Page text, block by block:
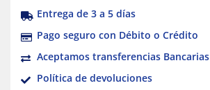
Entrega de 3 a 5 días
Pago seguro con Débito o Crédito
Aceptamos transferencias Bancarias
Política de devoluciones